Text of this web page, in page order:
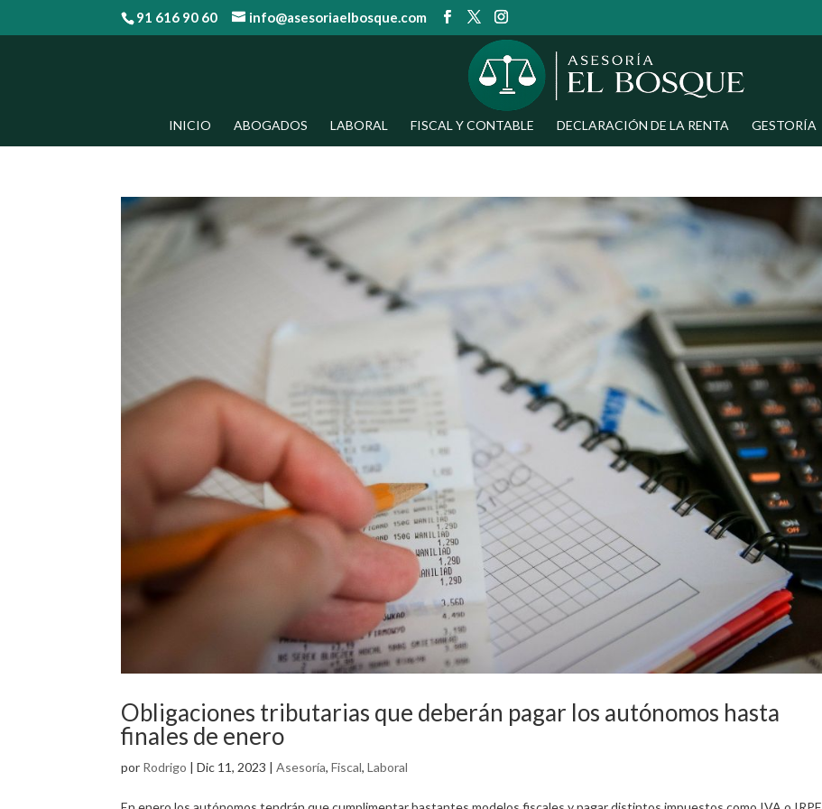
91 616 90 60 info@asesoriaelbosque.com
INICIO ABOGADOS LABORAL FISCAL Y CONTABLE DECLARACIÓN DE LA RENTA GESTORÍA
Obligaciones tributarias que deberán pagar los autónomos hasta
finales de enero
por Rodrigo |Dic 11, 2023 |Asesoría,Fiscal,Laboral